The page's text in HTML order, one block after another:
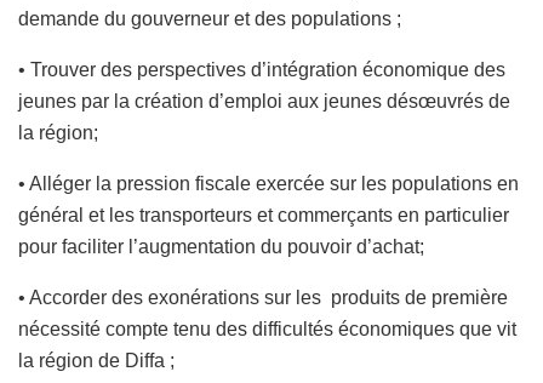
demande du gouverneur et des populations ;
• Trouver des perspectives d’intégration économique des
jeunes par la création d’emploi aux jeunes désœuvrés de
la région;
• Alléger la pression fiscale exercée sur les populations en
général et les transporteurs et commerçants en particulier
pour faciliter l’augmentation du pouvoir d’achat;
• Accorder des exonérations sur les produits de première
nécessité compte tenu des difficultés économiques que vit
la région de Diffa ;